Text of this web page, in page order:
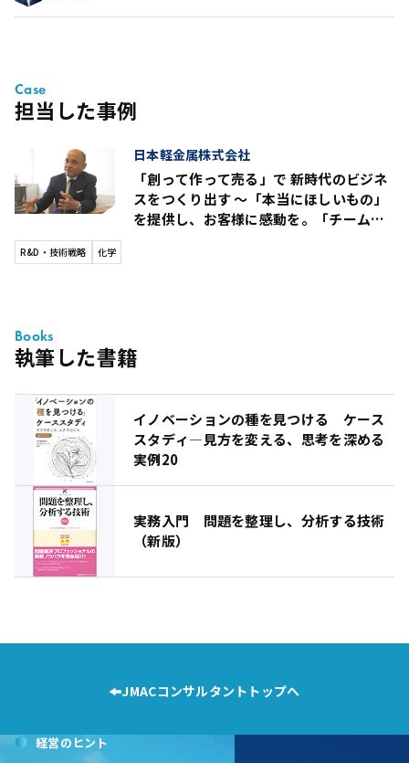
担当した事例
Case
「創って作って売る」で 新時代のビジネ
スをつくり出す 〜「本当にほしいもの」
を提供し、お客様に感動を。「チーム日
日本軽金属株式会社
R&D・技術戦略 化学
執筆した書籍
Books
イノベーションの種を見つける ケース
スタディ―見方を変える、思考を深める
実例20
実務入門 問題を整理し、分析する技術
（新版）
JMACコンサルタントトップへ
経営のヒント